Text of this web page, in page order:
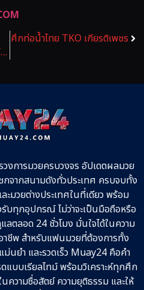
โปรแกรมมวย 7 กุมภาพันธ์ 2569 ศึกมวยไทย RWS ราชดำเนิน
ศึกท่อน้ำไทย TKO เกียรติเพชร
งการมวยครบวงจร อัปเดตผลมวย
กจากสนามดังทั่วประเทศ ครบจบทั้ง
มวยต่างประเทศในที่เดียว พร้อม
บทุกอุปกรณ์ ไม่ว่าจะเป็นมือถือหรือ
ตลอด 24 ชั่วโมง มั่นใจได้ในความ
าชีพ สำหรับแฟนมวยที่ต้องการทั้ง
นยำ และรวดเร็ว Muay24 คือคำ
บบเรียลไทม์ พร้อมวิเคราะห์ทุกศึก
ความซื่อสัตย์ ความยุติธรรม และให้